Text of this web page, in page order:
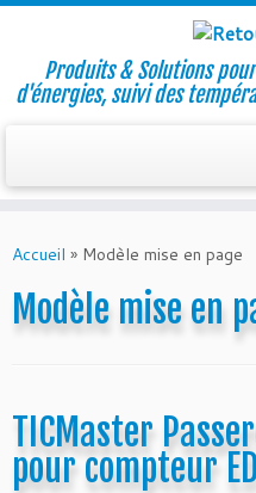
to
Produits & Solutions
d'énergies, suivi des
Accueil » Modèle mise en page
Modèle mise en
TICMaster
pour compteur